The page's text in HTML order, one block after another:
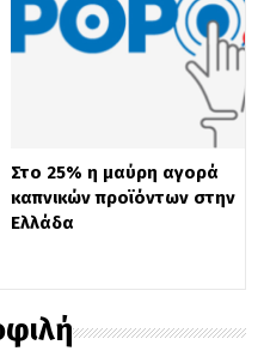
Στο 25% η μαύρη αγορά
καπνικών προϊόντων στην
Ελλάδα